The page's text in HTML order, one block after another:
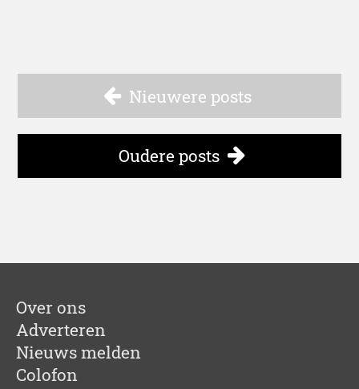
Nieuwere posts
Oudere posts
Over ons
Adverteren
Nieuws melden
Colofon